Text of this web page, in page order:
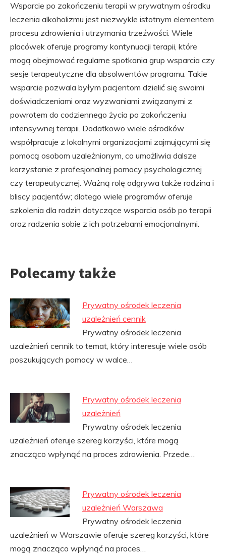
Wsparcie po zakończeniu terapii w prywatnym ośrodku
leczenia alkoholizmu jest niezwykle istotnym elementem
procesu zdrowienia i utrzymania trzeźwości. Wiele
placówek oferuje programy kontynuacji terapii, które
mogą obejmować regularne spotkania grup wsparcia czy
sesje terapeutyczne dla absolwentów programu. Takie
wsparcie pozwala byłym pacjentom dzielić się swoimi
doświadczeniami oraz wyzwaniami związanymi z
powrotem do codziennego życia po zakończeniu
intensywnej terapii. Dodatkowo wiele ośrodków
współpracuje z lokalnymi organizacjami zajmującymi się
pomocą osobom uzależnionym, co umożliwia dalsze
korzystanie z profesjonalnej pomocy psychologicznej
czy terapeutycznej. Ważną rolę odgrywa także rodzina i
bliscy pacjentów; dlatego wiele programów oferuje
szkolenia dla rodzin dotyczące wsparcia osób po terapii
oraz radzenia sobie z ich potrzebami emocjonalnymi.
Polecamy także
Prywatny ośrodek leczenia
uzależnień cennik
Prywatny ośrodek leczenia
uzależnień cennik to temat, który interesuje wiele osób
poszukujących pomocy w walce…
Prywatny ośrodek leczenia
uzależnień
Prywatny ośrodek leczenia
uzależnień oferuje szereg korzyści, które mogą
znacząco wpłynąć na proces zdrowienia. Przede…
Prywatny ośrodek leczenia
uzależnień Warszawa
Prywatny ośrodek leczenia
uzależnień w Warszawie oferuje szereg korzyści, które
mogą znacząco wpłynąć na proces…